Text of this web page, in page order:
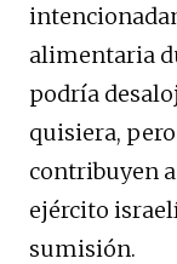
alimentaria
podría
quisiera,
contribuyen
ejército
sumisión.